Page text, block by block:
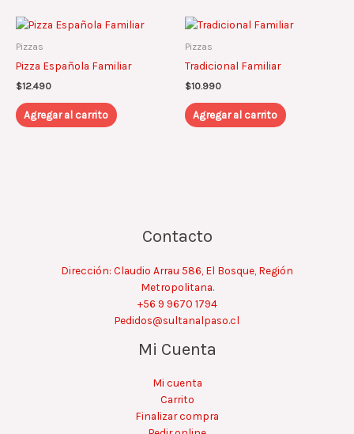
Pizzas
Pizza Española Familiar
$12.490
Agregar al carrito
Pizzas
Tradicional Familiar
$10.990
Agregar al carrito
Contacto
Dirección: Claudio Arrau 586, El Bosque, Región
Metropolitana.
+56 9 9670 1794
Pedidos@sultanalpaso.cl
Mi Cuenta
Mi cuenta
Carrito
Finalizar compra